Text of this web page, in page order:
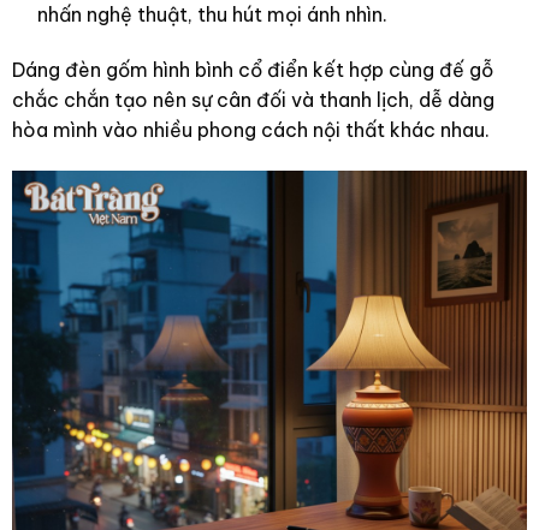
nhấn nghệ thuật, thu hút mọi ánh nhìn.
Dáng đèn gốm hình bình cổ điển kết hợp cùng đế gỗ
chắc chắn tạo nên sự cân đối và thanh lịch, dễ dàng
hòa mình vào nhiều phong cách nội thất khác nhau.